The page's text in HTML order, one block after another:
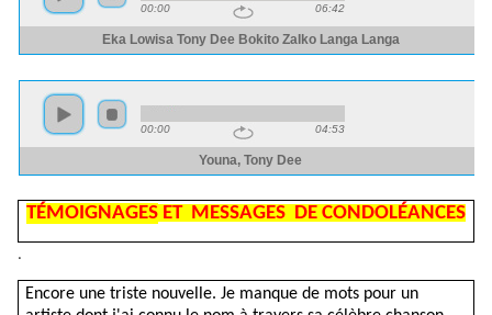
TÉMOIGNAGES ET MESSAGES DE CONDOLÉANCES
.
Encore une triste nouvelle. Je manque de mots pour un